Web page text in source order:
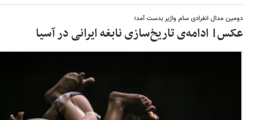
دومین مدال انفرادی سام واژیر بدست آمد؛
عکس| ادامه‌ی تاریخ‌سازی نابغه ایرانی در آسیا